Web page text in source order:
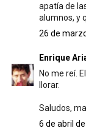
apatía de
alumnos, y
26 de
Enrique
No me reí.
llorar.
Saludos,
6 de abril